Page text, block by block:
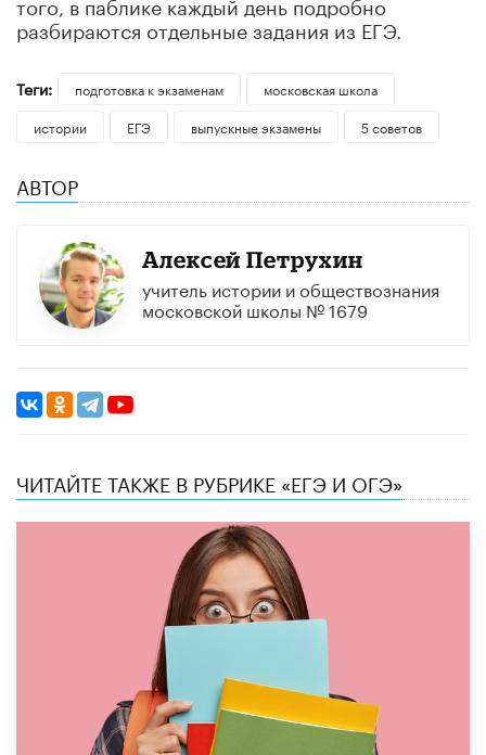
разбираются отдельные задания из ЕГЭ.
Теги: подготовка к экзаменам
московская школа
истории
ЕГЭ выпускные экзамены 5 советов
АВТОР
Алексей Петрухин
учитель истории и обществознания
московской школы № 1679
ЧИТАЙТЕ ТАКЖЕ В РУБРИКЕ «ЕГЭ И ОГЭ»